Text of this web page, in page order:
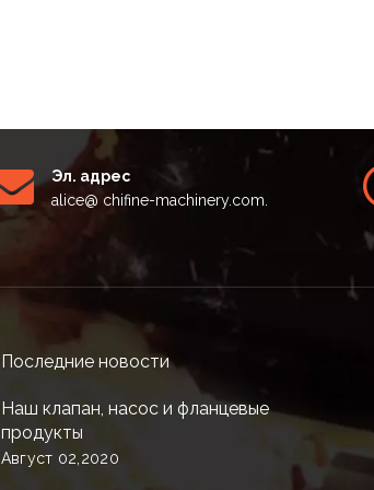
Эл. адрес
alice@ chifine-machinery.com.
Последние новости
Наш клапан, насос и фланцевые
продукты
Август 02,2020